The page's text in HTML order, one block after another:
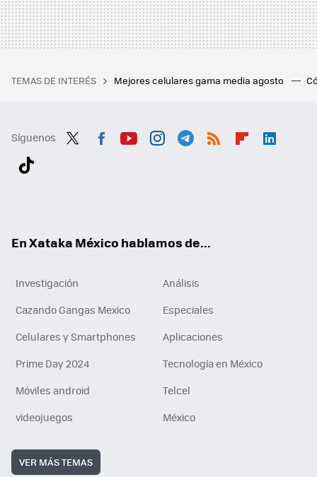
TEMAS DE INTERÉS Mejores celulares gama media agosto
Síguenos
En Xataka México hablamos de...
Investigación
Análisis
Cazando Gangas Mexico
Especiales
Celulares y Smartphones
Aplicaciones
Prime Day 2024
Tecnología en México
Móviles android
Telcel
videojuegos
México
VER MÁS TEMAS